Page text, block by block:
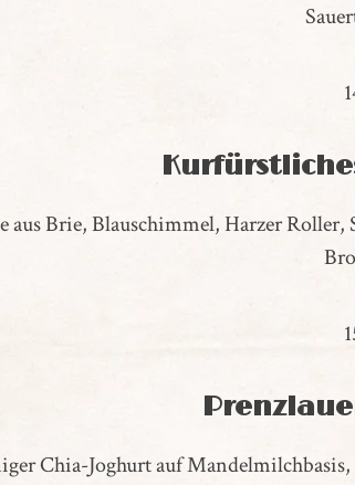
aus Brie, Blauschimmel, Harzer
Chia-Joghurt auf